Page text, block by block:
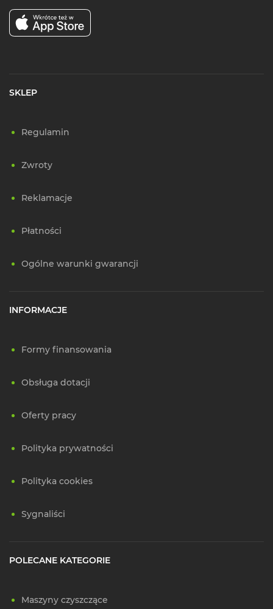
SKLEP
Regulamin
Zwroty
Reklamacje
Płatności
Ogólne warunki gwarancji
INFORMACJE
Formy finansowania
Obsługa dotacji
Oferty pracy
Polityka prywatności
Polityka cookies
Sygnaliści
POLECANE KATEGORIE
Maszyny czyszczące